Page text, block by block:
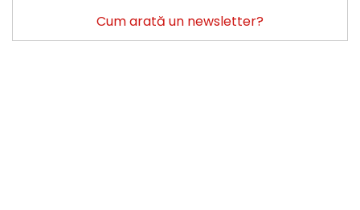
Cum arată un newsletter?